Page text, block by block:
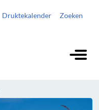
Druktekalender Zoeken